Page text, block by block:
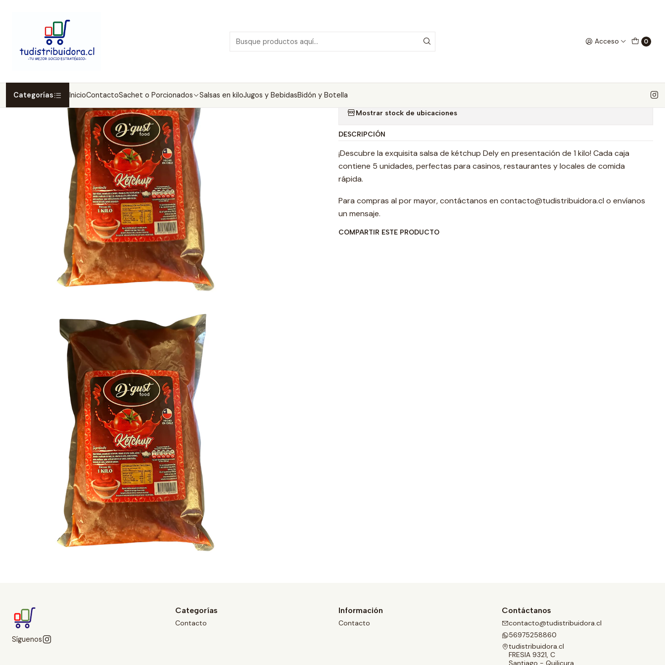
Acceso 0
Categorías InicioContactoSachet o Porcionados Salsas en kiloJugos y BebidasBidón y Botella
Salsa de Ketchúp Dely 1 kilo 10 unidades
Agregar a la lista de favoritos
Mostrar stock de ubicaciones
DESCRIPCIÓN
¡Descubre la exquisita salsa de kétchup Dely en presentación de 1 kilo! Cada caja
contiene 5 unidades, perfectas para casinos, restaurantes y locales de comida
rápida.
Para compras al por mayor, contáctanos en contacto@tudistribuidora.cl o envíanos
un mensaje.
COMPARTIR ESTE PRODUCTO
Síguenos
Categorías
Contacto
Información
Contacto
Contáctanos
contacto@tudistribuidora.cl
56975258860
tudistribuidora.cl
FRESIA 9321, C
Santiago - Quilicura